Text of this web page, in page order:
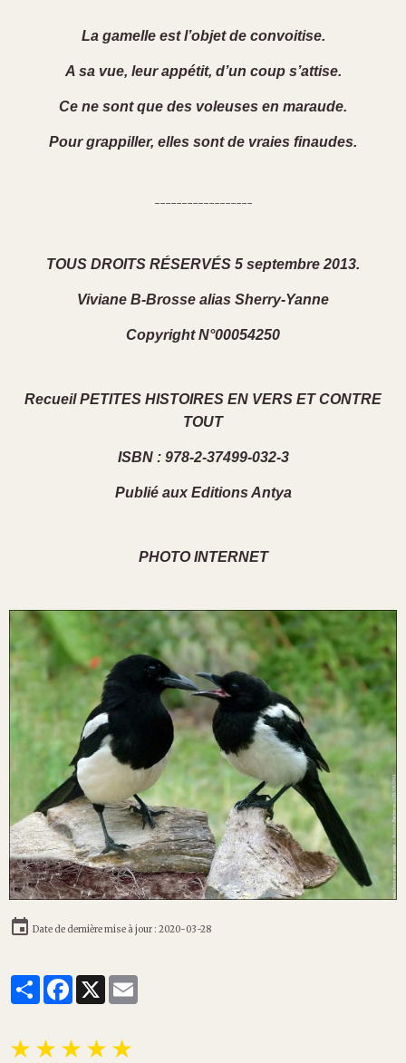
La gamelle est l’objet de convoitise.
A sa vue, leur appétit, d’un coup s’attise.
Ce ne sont que des voleuses en maraude.
Pour grappiller, elles sont de vraies finaudes.
------------------
TOUS DROITS RÉSERVÉS 5 septembre 2013.
Viviane B-Brosse alias Sherry-Yanne
Copyright N°00054250
Recueil PETITES HISTOIRES EN VERS ET CONTRE
TOUT
ISBN : 978-2-37499-032-3
Publié aux Editions Antya
PHOTO INTERNET
Date de dernière mise à jour : 2020-03-28
PartagerFacebook
X
★★★★★